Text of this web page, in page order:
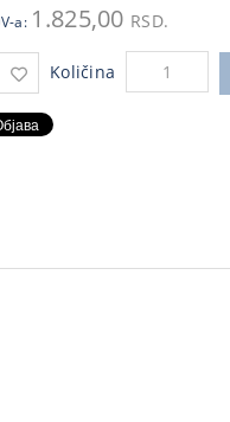
a: 1.825,00 RSD.
Količina